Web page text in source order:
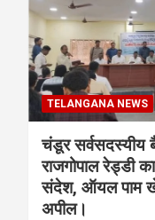
TELANGANA NEWS
चंडूर सर्वसदस्यीय
राजगोपाल रेड्डी
संदेश, ऑयल पाम
अपील।